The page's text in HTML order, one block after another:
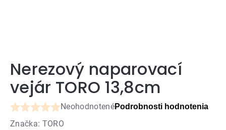
Nerezový naparovací
vejár TORO 13,8cm
Priemerné
hodnotenie
NeohodnotenéPodrobnosti hodnotenia
Značka: TORO